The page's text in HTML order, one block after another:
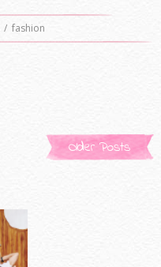
/ fashion
Older Posts